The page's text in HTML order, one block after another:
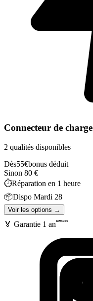
Connecteur de charge
2 qualités disponibles
Dès55€bonus déduit
Sinon 80 €
⏱️Réparation en 1 heure
📦Dispo Mardi 28
Voir les options →
🏅 Garantie 1 an